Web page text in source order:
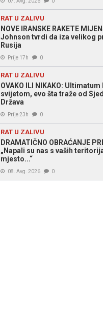
RAT U ZALIVU
NOVE IRANSKE RAKETE
Johnson tvrdi da iza velikog
Rusija
Prije 17h 0
RAT U ZALIVU
OVAKO ILI NIKAKO:
svijetom, evo šta traže od
Država
Prije 23h 0
RAT U ZALIVU
DRAMATIČNO OBRAĆANJE
„Napali su nas s vaših
mjesto...“
08. Avg. 2026 0